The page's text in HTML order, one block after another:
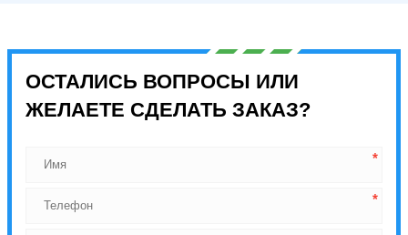
ОСТАЛИСЬ ВОПРОСЫ ИЛИ
ЖЕЛАЕТЕ СДЕЛАТЬ ЗАКАЗ?